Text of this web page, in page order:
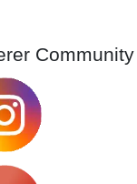
Community